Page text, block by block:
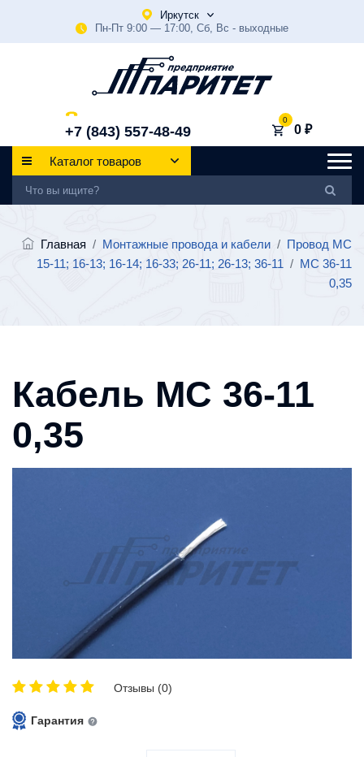
Иркутск
Пн-Пт 9:00 — 17:00, Сб, Вс - выходные
+7 (843) 557-48-49
0
0 ₽
Каталог товаров
Главная / Монтажные провода и кабели / Провод МС
15-11; 16-13; 16-14; 16-33; 26-11; 26-13; 36-11 / МС 36-11
0,35
Кабель МС 36-11
0,35
Отзывы (0)
Гарантия